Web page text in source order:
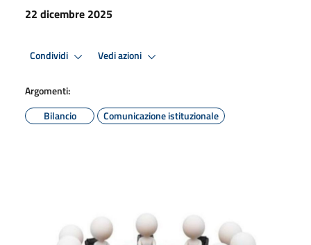
22 dicembre 2025
Condividi Vedi azioni
Argomenti:
Bilancio
Comunicazione istituzionale